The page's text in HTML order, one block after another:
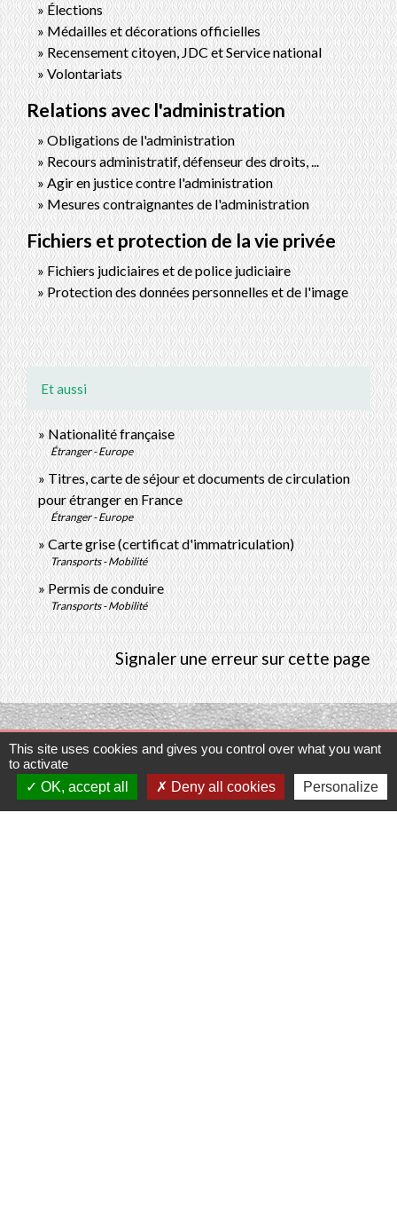
Élections
Médailles et décorations officielles
Recensement citoyen, JDC et Service national
Volontariats
Relations avec l'administration
Obligations de l'administration
Recours administratif, défenseur des droits, ...
Agir en justice contre l'administration
Mesures contraignantes de l'administration
Fichiers et protection de la vie privée
Fichiers judiciaires et de police judiciaire
Protection des données personnelles et de l'image
Et aussi
Nationalité française
Étranger - Europe
Titres, carte de séjour et documents de circulation
pour étranger en France
Étranger - Europe
Carte grise (certificat d'immatriculation)
Transports - Mobilité
Permis de conduire
Transports - Mobilité
Signaler une erreur sur cette page
Contacts
Commune de Prunay-Cassereau
11, rue de l'Hôtel de Ville
This site uses cookies and gives you control over what you want
to activate
OK, accept all
Deny all cookies Personalize